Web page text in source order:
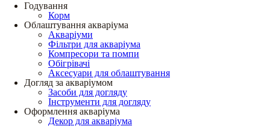
Годування
Корм
Облаштування акваріума
Акваріуми
Фільтри для акваріума
Компресори та помпи
Обігрівачі
Аксесуари для облаштування
Догляд за акваріумом
Засоби для догляду
Інструменти для догляду
Оформлення акваріума
Декор для акваріума